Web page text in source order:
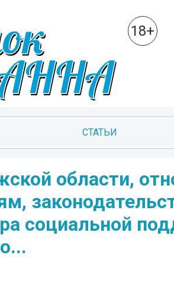
18+
СТАТЬИ
области,
социальной